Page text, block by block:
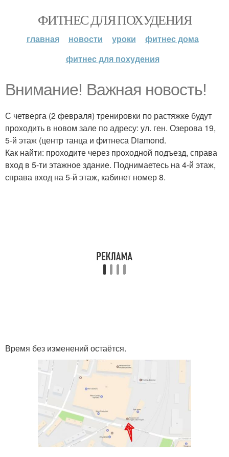
ФИТНЕС ДЛЯ ПОХУДЕНИЯ
главная новости уроки
фитнес дома
фитнес для похудения
Внимание! Важная новость!
С четверга (2 февраля) тренировки по растяжке будут
проходить в новом зале по адресу: ул. ген. Озерова 19,
5-й этаж (центр танца и фитнеса Diamond.
Как найти: проходите через проходной подъезд, справа
вход в 5-ти этажное здание. Поднимаетесь на 4-й этаж,
справа вход на 5-й этаж, кабинет номер 8.
Время без изменений остаётся.